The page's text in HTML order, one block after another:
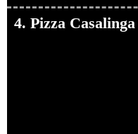
4. Pizza Casalinga